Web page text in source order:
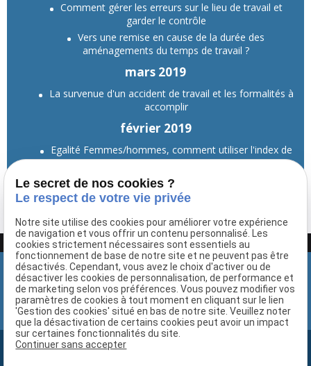
Comment gérer les erreurs sur le lieu de travail et
garder le contrôle
Vers une remise en cause de la durée des
aménagements du temps de travail ?
mars 2019
La survenue d'un accident de travail et les formalités à
accomplir
février 2019
Egalité Femmes/hommes, comment utiliser l'index de
calcul ? Quelles obligations ?
Voir toutes les actualités
Google Adsense est désactivé. Autoriser
Newsletter
Le secret de nos cookies ?
Le respect de votre vie privée
Notre site utilise des cookies pour améliorer votre expérience
de navigation et vous offrir un contenu personnalisé. Les
cookies strictement nécessaires sont essentiels au
fonctionnement de base de notre site et ne peuvent pas être
désactivés. Cependant, vous avez le choix d'activer ou de
désactiver les cookies de personnalisation, de performance et
de marketing selon vos préférences. Vous pouvez modifier vos
paramètres de cookies à tout moment en cliquant sur le lien
'Gestion des cookies' situé en bas de notre site. Veuillez noter
que la désactivation de certains cookies peut avoir un impact
sur certaines fonctionnalités du site.
Continuer sans accepter